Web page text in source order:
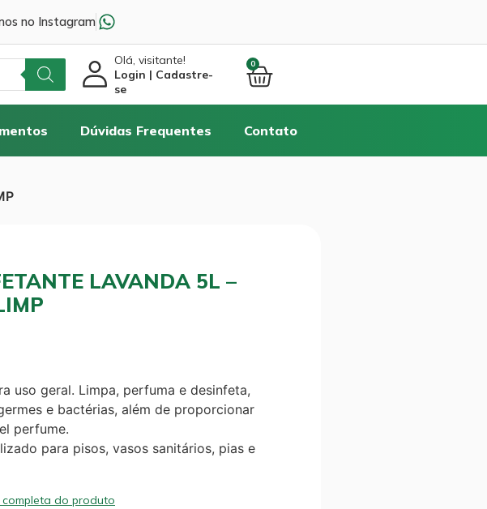
no Instagram
Olá, visitante!
Login | Cadastre-
se
0
Dúvidas Frequentes Contato
LAVANDA 5L –
uso geral. Limpa, perfuma e desinfeta,
e bactérias, além de proporcionar
perfume.
para pisos, vasos sanitários, pias e
do produto